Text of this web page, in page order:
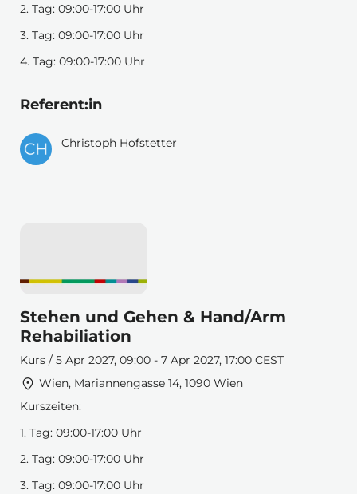
2. Tag: 09:00-17:00 Uhr
3. Tag: 09:00-17:00 Uhr
4. Tag: 09:00-17:00 Uhr
Referent:in
Christoph Hofstetter
Stehen und Gehen & Hand/Arm
Rehabiliation
Kurs / 5 Apr 2027, 09:00 - 7 Apr 2027, 17:00 CEST
Wien, Mariannengasse 14, 1090 Wien
Kurszeiten:
1. Tag: 09:00-17:00 Uhr
2. Tag: 09:00-17:00 Uhr
3. Tag: 09:00-17:00 Uhr